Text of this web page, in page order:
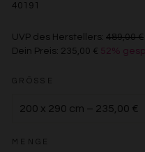
40191
UVP des Herstellers: 489,00 €
Dein Preis: 235,00 € 52%
GRÖSSE
MENGE